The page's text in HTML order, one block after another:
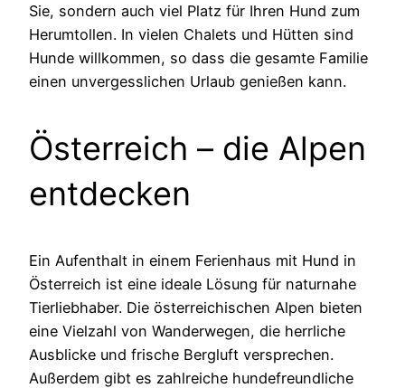
Sie, sondern auch viel Platz für Ihren Hund zum
Herumtollen. In vielen Chalets und Hütten sind
Hunde willkommen, so dass die gesamte Familie
einen unvergesslichen Urlaub genießen kann.
Österreich – die Alpen
entdecken
Ein Aufenthalt in einem Ferienhaus mit Hund in
Österreich ist eine ideale Lösung für naturnahe
Tierliebhaber. Die österreichischen Alpen bieten
eine Vielzahl von Wanderwegen, die herrliche
Ausblicke und frische Bergluft versprechen.
Außerdem gibt es zahlreiche hundefreundliche